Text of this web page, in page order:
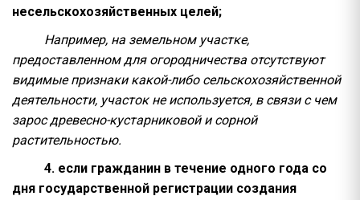
несельскохозяйственных целей;
Например, на земельном участке,
предоставленном для огородничества отсутствуют
видимые признаки какой-либо сельскохозяйственной
деятельности, участок не используется, в связи с чем
зарос древесно-кустарниковой и сорной
растительностью.
4. если гражданин в течение одного года со
дня государственной регистрации создания